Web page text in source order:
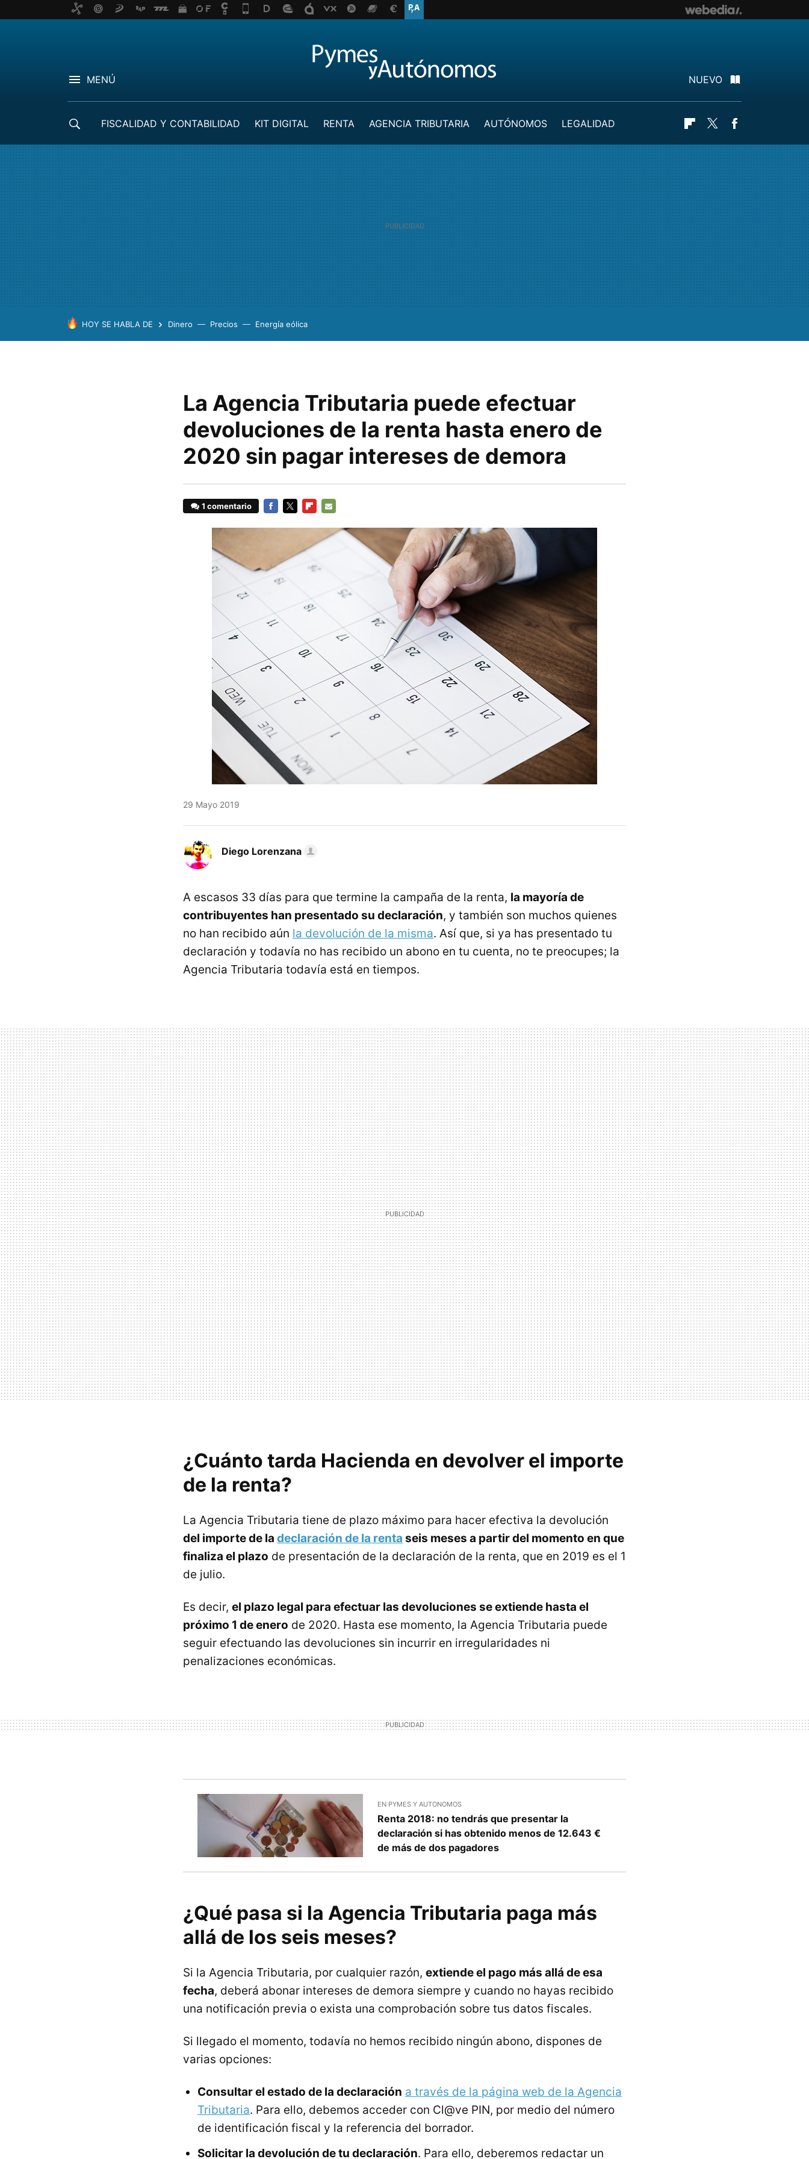
MENÚ NUEVO
FISCALIDAD Y CONTABILIDAD KIT DIGITAL RENTA AGENCIA TRIBUTARIA AUTÓNOMOS
LEGALIDAD
Flipboard
Twitter
HOY SE HABLA DE Dinero Precios Energía eólica
La Agencia Tributaria puede efectuar
devoluciones de la renta hasta enero de
2020 sin pagar intereses de demora
1 comentario
MAIL
29 Mayo 2019
Diego Lorenzana
A escasos 33 días para que termine la campaña de la renta, la mayoría de
contribuyentes han presentado su declaración, y también son muchos quienes
no han recibido aún la devolución de la misma. Así que, si ya has presentado tu
declaración y todavía no has recibido un abono en tu cuenta, no te preocupes; la
Agencia Tributaria todavía está en tiempos.
¿Cuánto tarda Hacienda en devolver el importe
de la renta?
La Agencia Tributaria tiene de plazo máximo para hacer efectiva la devolución
del importe de la declaración de la renta seis meses a partir del momento en que
finaliza el plazo de presentación de la declaración de la renta, que en 2019 es el 1
de julio.
Es decir, el plazo legal para efectuar las devoluciones se extiende hasta el
próximo 1 de enero de 2020. Hasta ese momento, la Agencia Tributaria puede
seguir efectuando las devoluciones sin incurrir en irregularidades ni
penalizaciones económicas.
EN PYMES Y AUTONOMOS
Renta 2018: no tendrás que presentar la
declaración si has obtenido menos de 12.643 €
de más de dos pagadores
¿Qué pasa si la Agencia Tributaria paga más
allá de los seis meses?
Si la Agencia Tributaria, por cualquier razón, extiende el pago más allá de esa
fecha, deberá abonar intereses de demora siempre y cuando no hayas recibido
una notificación previa o exista una comprobación sobre tus datos fiscales.
Si llegado el momento, todavía no hemos recibido ningún abono, dispones de
varias opciones:
Consultar el estado de la declaración a través de la página web de la Agencia
Tributaria. Para ello, debemos acceder con Cl@ve PIN, por medio del número
de identificación fiscal y la referencia del borrador.
Solicitar la devolución de tu declaración. Para ello, deberemos redactar un